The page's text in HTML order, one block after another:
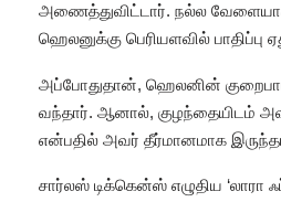
அணைத்துவிட்டார். நல்ல வேளையாக
ஹெலனுக்கு பெரியளவில்
அப்போதுதான், ஹெலனின்
வந்தார். ஆனால், குழந்தையிடம்
என்பதில் அவர் தீர்மானமாக
சார்லஸ் டிக்கென்ஸ் எழுதிய ‘லாரா